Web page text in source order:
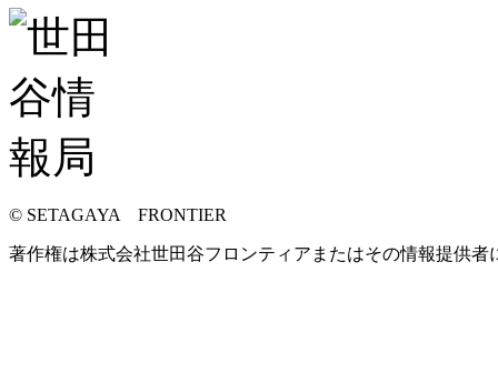
© SETAGAYA FRONTIER
著作権は株式会社世田谷フロンティアまたはその情報提供者